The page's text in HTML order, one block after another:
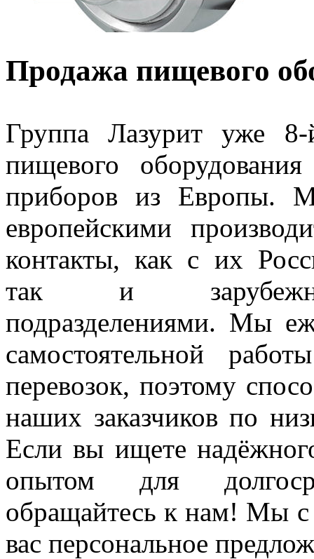
Продажа пищевого
Группа Лазурит уже 8-
пищевого
приборов из Европы.
европейскими
контакты, как с их
так и
подразделениями. Мы
самостоятельной
перевозок, поэтому
наших заказчиков по
Если вы ищете
опытом для
обращайтесь к нам! Мы с
вас персональное